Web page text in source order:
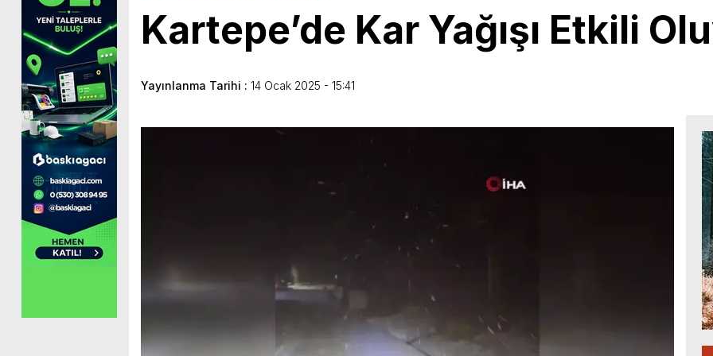
Kartepe’de Kar Yağışı Etkili
Yayınlanma Tarihi : 14 Ocak 2025 - 15:41